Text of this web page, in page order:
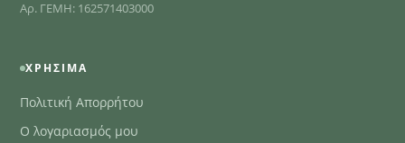
Αρ. ΓΕΜΗ: 162571403000
ΧΡΉΣΙΜΑ
Πολιτική Απορρήτου
Ο λογαριασμός μου